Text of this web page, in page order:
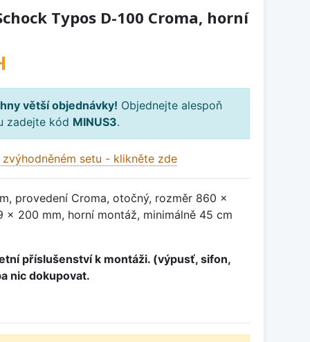
Typos D-100 Croma, horní
větší objednávky! Objednejte alespoň
zadejte kód MINUS3.
setu - klikněte zde
provedení Croma, otočný, rozměr 860 x
200 mm, horní montáž, minimálně 45 cm
příslušenství k montáži. (výpusť, sifon,
nic dokupovat.